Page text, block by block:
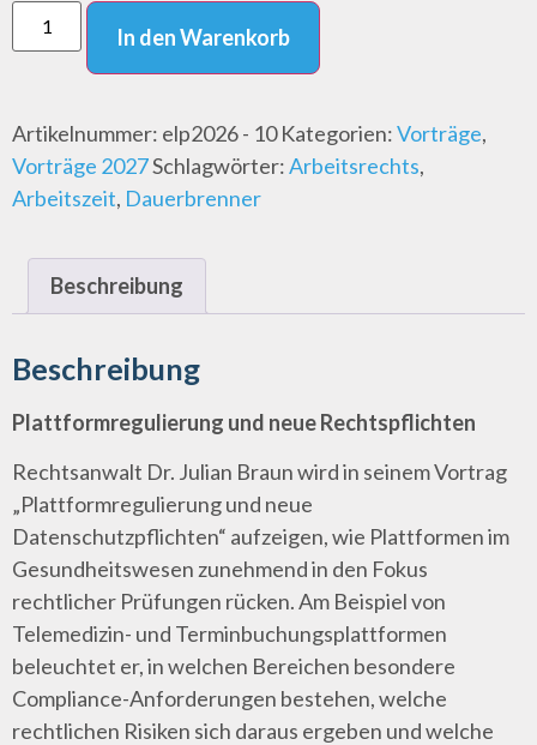
In den Warenkorb
Artikelnummer: elp2026 - 10 Kategorien:Vorträge,
Vorträge 2027Schlagwörter:Arbeitsrechts,
Arbeitszeit, Dauerbrenner
Beschreibung
Beschreibung
Plattformregulierung und neue Rechtspflichten
Rechtsanwalt Dr. Julian Braun wird in seinem Vortrag
„Plattformregulierung und neue
Datenschutzpflichten“ aufzeigen, wie Plattformen im
Gesundheitswesen zunehmend in den Fokus
rechtlicher Prüfungen rücken. Am Beispiel von
Telemedizin- und Terminbuchungsplattformen
beleuchtet er, in welchen Bereichen besondere
Compliance-Anforderungen bestehen, welche
rechtlichen Risiken sich daraus ergeben und welche